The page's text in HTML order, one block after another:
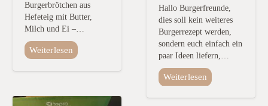
Burgerbrötchen aus
Hefeteig mit Butter,
Milch und Ei –…
Weiterlesen
Hallo Burgerfreunde,
dies soll kein weiteres
Burgerrezept werden,
sondern euch einfach ein
paar Ideen liefern,…
Weiterlesen